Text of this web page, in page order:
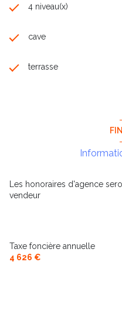
4 niveau(x)
cave
terrasse
Les honoraires d'agence
vendeur
Taxe foncière annuelle
4 626 €